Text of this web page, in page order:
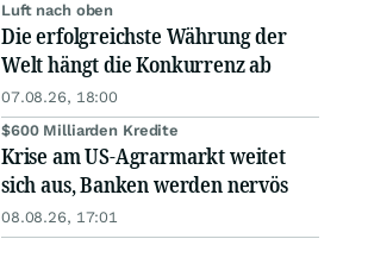
Luft nach oben
Die erfolgreichste Währung der
Welt hängt die Konkurrenz ab
07.08.26, 18:00
$600 Milliarden Kredite
Krise am US-Agrarmarkt weitet
sich aus, Banken werden nervös
08.08.26, 17:01